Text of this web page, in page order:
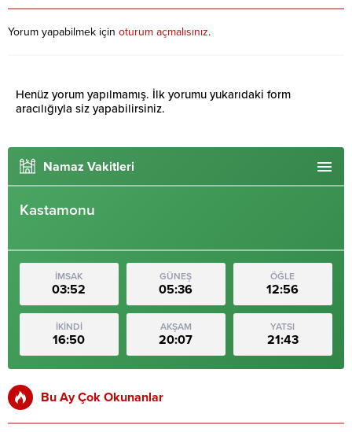
Yorum yapabilmek için oturum açmalısınız.
Henüz yorum yapılmamış. İlk yorumu yukarıdaki form
aracılığıyla siz yapabilirsiniz.
Namaz Vakitleri
Kastamonu
İMSAK
03:52
GÜNEŞ
05:36
ÖĞLE
12:56
İKİNDİ
16:50
AKŞAM
20:07
YATSI
21:43
Bu Ay Çok Okunanlar